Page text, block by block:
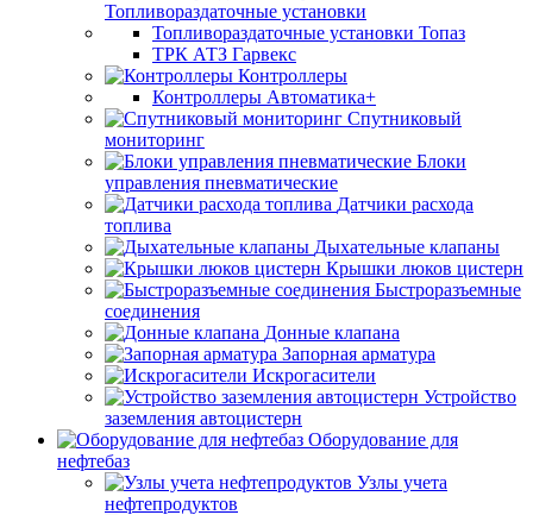
Топливораздаточные установки
Топливораздаточные установки Топаз
ТРК АТЗ Гарвекс
Контроллеры
Контроллеры Автоматика+
Спутниковый
мониторинг
Блоки
управления пневматические
Датчики расхода
топлива
Дыхательные клапаны
Крышки люков цистерн
Быстроразъемные
соединения
Донные клапана
Запорная арматура
Искрогасители
Устройство
заземления автоцистерн
Оборудование для
нефтебаз
Узлы учета
нефтепродуктов